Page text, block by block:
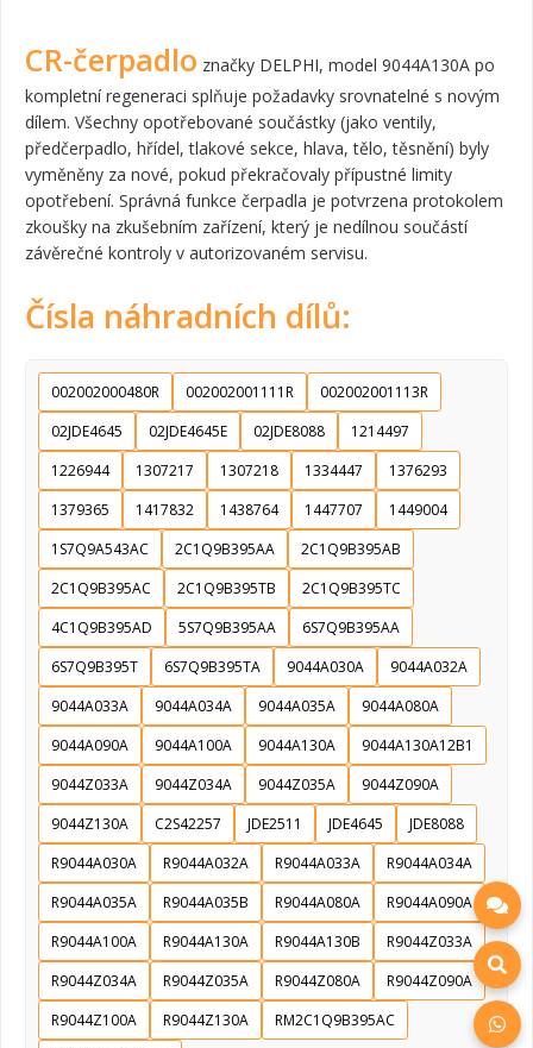
CR-čerpadlo značky DELPHI, model 9044A130A po
kompletní regeneraci splňuje požadavky srovnatelné s novým
dílem. Všechny opotřebované součástky (jako ventily,
předčerpadlo, hřídel, tlakové sekce, hlava, tělo, těsnění) byly
vyměněny za nové, pokud překračovaly přípustné limity
opotřebení. Správná funkce čerpadla je potvrzena protokolem
zkoušky na zkušebním zařízení, který je nedílnou součástí
závěrečné kontroly v autorizovaném servisu.
Čísla náhradních dílů:
002002000480R 002002001111R
002002001113R
02JDE4645
02JDE4645E 02JDE8088
1214497
1226944
1307217 1307218 1334447
1376293
1379365
1417832 1438764 1447707
1449004
1S7Q9A543AC
2C1Q9B395AA
2C1Q9B395AB
2C1Q9B395AC
2C1Q9B395TB
2C1Q9B395TC
4C1Q9B395AD
5S7Q9B395AA
6S7Q9B395AA
6S7Q9B395T
6S7Q9B395TA 9044A030A
9044A032A
9044A033A
9044A034A 9044A035A
9044A080A
9044A090A
9044A100A 9044A130A
9044A130A12B1
9044Z033A
9044Z034A 9044Z035A
9044Z090A
9044Z130A
C2S42257 JDE2511 JDE4645
JDE8088
R9044A030A
R9044A032A R9044A033A
R9044A034A
R9044A035A
R9044A035B R9044A080A
R9044A090A
R9044A100A
R9044A130A R9044A130B
R9044Z033A
R9044Z034A
R9044Z035A R9044Z080A
R9044Z090A
R9044Z100A
R9044Z130A
RM2C1Q9B395AC